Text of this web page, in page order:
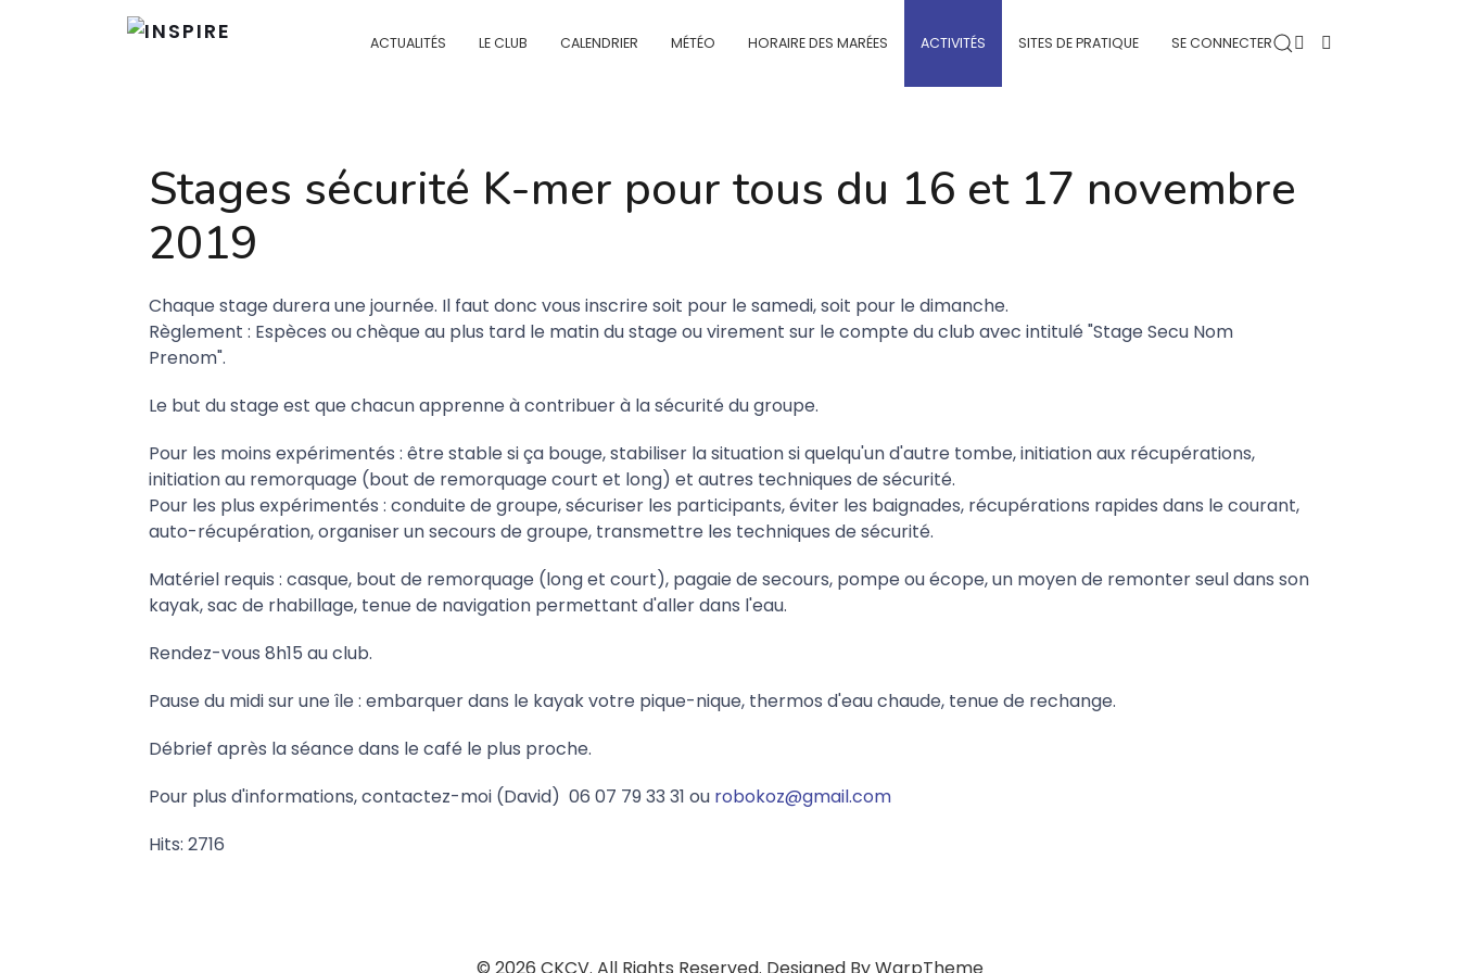
ACTUALITÉS LE CLUB CALENDRIER MÉTÉO HORAIRE DES MARÉES ACTIVITÉS SITES DE PRATIQUE SE CONNECTER
Stages sécurité K-mer pour tous du 16 et 17 novembre
2019
Chaque stage durera une journée. Il faut donc vous inscrire soit pour le samedi, soit pour le dimanche.
Règlement : Espèces ou chèque au plus tard le matin du stage ou virement sur le compte du club avec intitulé "Stage Secu Nom
Prenom".
Le but du stage est que chacun apprenne à contribuer à la sécurité du groupe.
Pour les moins expérimentés : être stable si ça bouge, stabiliser la situation si quelqu'un d'autre tombe, initiation aux récupérations,
initiation au remorquage (bout de remorquage court et long) et autres techniques de sécurité.
Pour les plus expérimentés : conduite de groupe, sécuriser les participants, éviter les baignades, récupérations rapides dans le courant,
auto-récupération, organiser un secours de groupe, transmettre les techniques de sécurité.
Matériel requis : casque, bout de remorquage (long et court), pagaie de secours, pompe ou écope, un moyen de remonter seul dans son
kayak, sac de rhabillage, tenue de navigation permettant d'aller dans l'eau.
Rendez-vous 8h15 au club.
Pause du midi sur une île : embarquer dans le kayak votre pique-nique, thermos d'eau chaude, tenue de rechange.
Débrief après la séance dans le café le plus proche.
Pour plus d'informations, contactez-moi (David) 06 07 79 33 31 ou robokoz@gmail.com
Hits: 2716